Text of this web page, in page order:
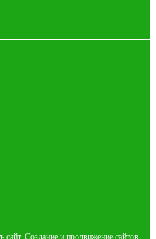
Создание и продвижение сайтов